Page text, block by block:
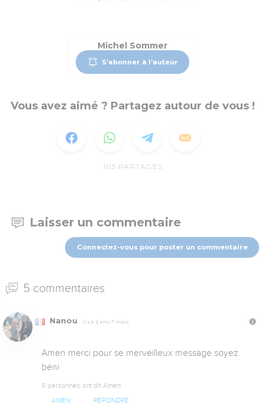
Michel Sommer
S'abonner à l'auteur
Vous avez aimé ? Partagez autour de vous !
105 PARTAGES
Laisser un commentaire
Connectez-vous pour poster un commentaire
5 commentaires
Nanou Il y a 2 ans, 7 mois
Amen merci pour se merveilleux message soyez
béni
8 personnes ont dit Amen
AMEN RÉPONDRE